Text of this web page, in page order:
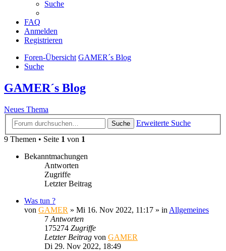
Suche
FAQ
Anmelden
Registrieren
Foren-Übersicht GAMER´s Blog
Suche
GAMER´s Blog
Neues Thema
Suche
Erweiterte Suche
9 Themen • Seite 1 von 1
Bekanntmachungen
Antworten
Zugriffe
Letzter Beitrag
Was tun ?
von GAMER » Mi 16. Nov 2022, 11:17 » in Allgemeines
7 Antworten
175274 Zugriffe
Letzter Beitrag von GAMER
Di 29. Nov 2022, 18:49